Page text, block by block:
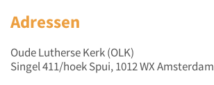
Adressen
Oude Lutherse Kerk (OLK)
Singel 411/hoek Spui, 1012 WX Amsterdam